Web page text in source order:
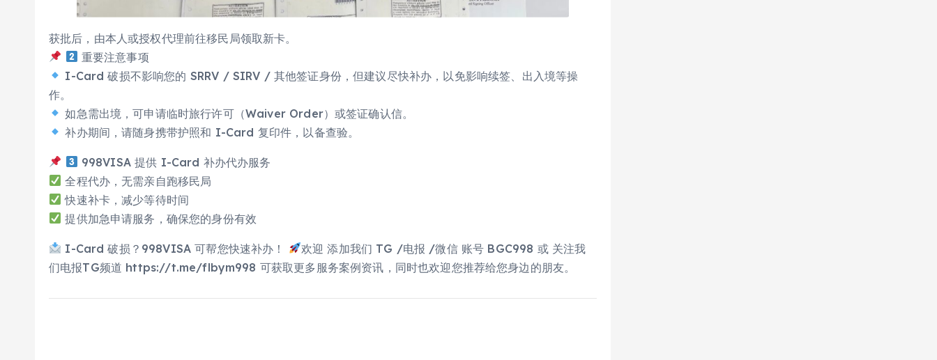
获批后，由本人或授权代理前往移民局领取新卡。
重要注意事项
I-Card 破损不影响您的 SRRV / SIRV / 其他签证身份，但建议尽快补办，以免影响续签、出入境等操
作。
如急需出境，可申请临时旅行许可（Waiver Order）或签证确认信。
补办期间，请随身携带护照和 I-Card 复印件，以备查验。
998VISA 提供 I-Card 补办代办服务
全程代办，无需亲自跑移民局
快速补卡，减少等待时间
提供加急申请服务，确保您的身份有效
I-Card 破损？998VISA 可帮您快速补办！
欢迎 添加我们 TG /电报 /微信 账号 BGC998 或 关注我
们电报TG频道 https://t.me/flbym998 可获取更多服务案例资讯，同时也欢迎您推荐给您身边的朋友。